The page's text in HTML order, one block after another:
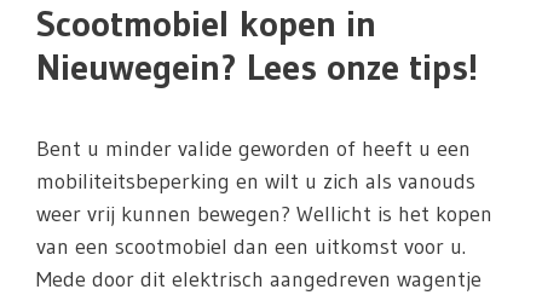
Scootmobiel kopen in
Nieuwegein? Lees onze tips!
Bent u minder valide geworden of heeft u een
mobiliteitsbeperking en wilt u zich als vanouds
weer vrij kunnen bewegen? Wellicht is het kopen
van een scootmobiel dan een uitkomst voor u.
Mede door dit elektrisch aangedreven wagentje